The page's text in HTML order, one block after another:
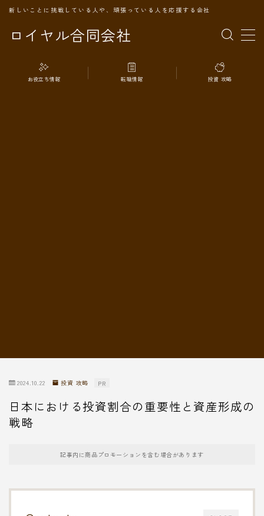
ロイヤル合同会社
新しいことに挑戦している人や、頑張っている人を応援する会社
MENU
TOPページ
お役立ち情報 転職情報 投資 攻略
2024.10.22 投資 攻略 PR
日本における投資割合の重要性と資産形成の
戦略
記事内に商品プロモーションを含む場合があります